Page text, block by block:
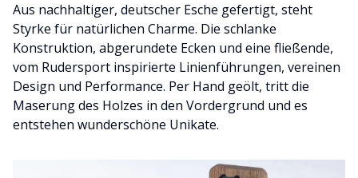
Aus nachhaltiger, deutscher Esche gefertigt, steht
Styrke für natürlichen Charme. Die schlanke
Konstruktion, abgerundete Ecken und eine fließende,
vom Rudersport inspirierte Linienführungen, vereinen
Design und Performance. Per Hand geölt, tritt die
Maserung des Holzes in den Vordergrund und es
entstehen wunderschöne Unikate.